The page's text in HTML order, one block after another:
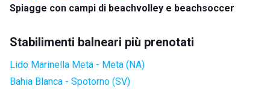
Spiagge con campi di beachvolley e beachsoccer
Stabilimenti balneari più prenotati
Lido Marinella Meta - Meta (NA)
Bahia Blanca - Spotorno (SV)